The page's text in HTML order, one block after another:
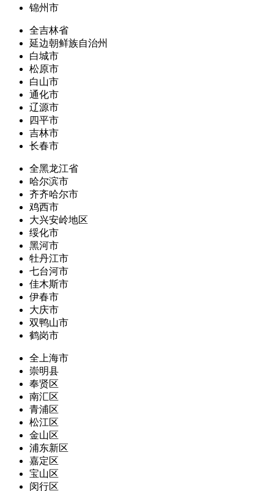
锦州市
全吉林省
延边朝鲜族自治州
白城市
松原市
白山市
通化市
辽源市
四平市
吉林市
长春市
全黑龙江省
哈尔滨市
齐齐哈尔市
鸡西市
大兴安岭地区
绥化市
黑河市
牡丹江市
七台河市
佳木斯市
伊春市
大庆市
双鸭山市
鹤岗市
全上海市
崇明县
奉贤区
南汇区
青浦区
松江区
金山区
浦东新区
嘉定区
宝山区
闵行区